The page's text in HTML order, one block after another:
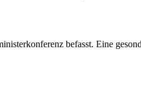
befasst. Eine